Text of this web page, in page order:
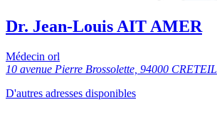
Dr. Jean-Louis AIT AMER
Médecin orl
10 avenue Pierre Brossolette, 94000 CRETEIL
D'autres adresses disponibles